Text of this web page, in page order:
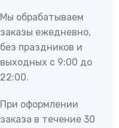
Мы обрабатываем
заказы ежедневно,
без праздников и
выходных с 9:00 до
22:00.
При оформлении
заказа в течение 30